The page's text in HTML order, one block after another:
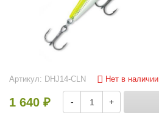
Артикул: DHJ14-CLN Нет в наличии
1 640 ₽ - +